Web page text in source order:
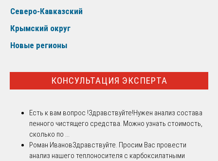
Северо-Кавказский
Крымский округ
Новые регионы
КОНСУЛЬТАЦИЯ ЭКСПЕРТА
Есть к вам вопрос !Здравствуйте!Нужен анализ состава
пенного чистящего средства. Можно узнать стоимость,
сколько по ...
Роман ИвановЗдравствуйте. Просим Вас провести
анализ нашего теплоносителя с карбоксилатными